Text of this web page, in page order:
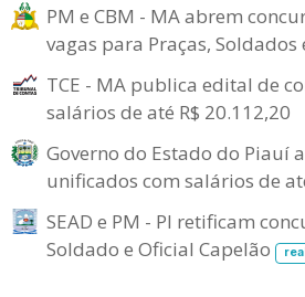
PM e CBM - MA abrem
vagas para Praças, Soldados
TCE - MA publica edital de
salários de até R$ 20.112,20
Governo do Estado do Piauí
unificados com salários de
SEAD e PM - PI retificam
Soldado e Oficial Capelão